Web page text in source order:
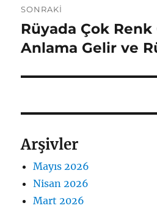
SONRAKI
Sonraki
yazı:
Rüyada Çok
Anlama Gelir ve
Arşivler
Mayıs 2026
Nisan 2026
Mart 2026